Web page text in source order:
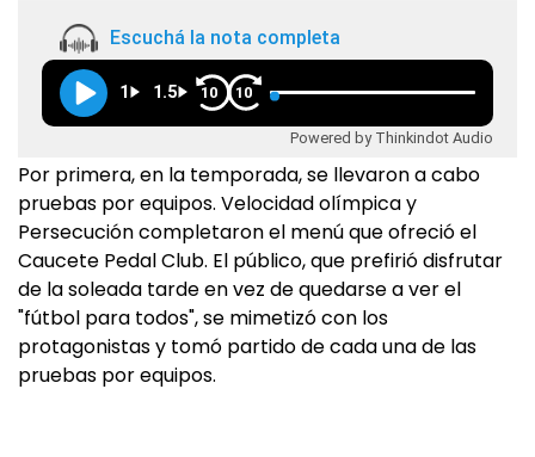
Escuchá la nota completa
1 1.5 10 10
Powered by Thinkindot Audio
Por primera, en la temporada, se llevaron a cabo
pruebas por equipos. Velocidad olímpica y
Persecución completaron el menú que ofreció el
Caucete Pedal Club. El público, que prefirió disfrutar
de la soleada tarde en vez de quedarse a ver el
"fútbol para todos", se mimetizó con los
protagonistas y tomó partido de cada una de las
pruebas por equipos.